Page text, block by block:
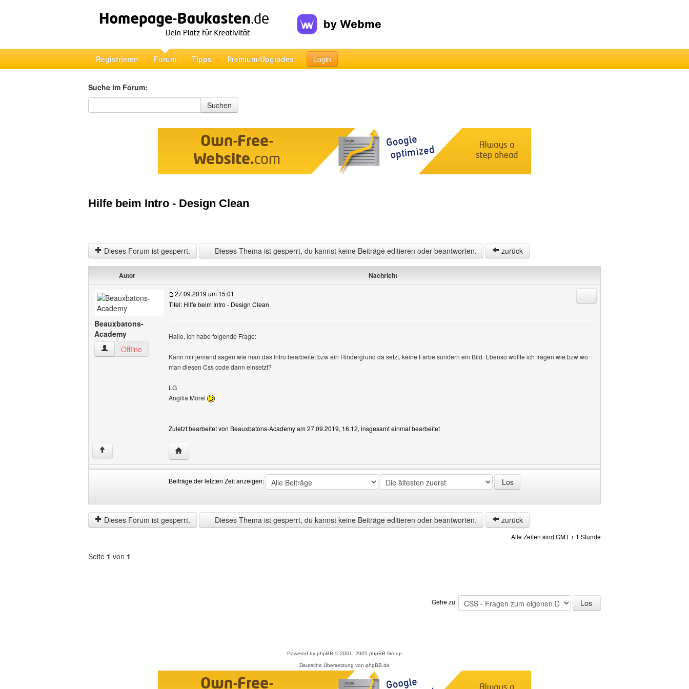
Registrieren Forum Tipps Premium-Upgrades Login
Suche im Forum:
Suche im Forum
Suchen
Hilfe beim Intro - Design Clean
Dieses Forum ist gesperrt. Dieses Thema ist gesperrt, du kannst keine Beiträge editieren oder beantworten. zurück
Autor Nachricht
Beauxbatons-
Academy
Beauxbatons-Academy Benutzer-Profile anzeigen
Offline
27.09.2019 um 15:01
Titel: Hilfe beim Intro - Design Clean
Hallo, ich habe folgende Frage:
Kann mir jemand sagen wie man das Intro bearbeitet bzw ein Hindergrund da setzt, keine Farbe sondern ein Bild. Ebenso wollte ich fragen wie bzw wo
man diesen Css code dann einsetzt?
LG
Angilia Morel
Zuletzt bearbeitet von Beauxbatons-Academy am 27.09.2019, 16:12, insgesamt einmal bearbeitet
↑ Website dieses Benutzers besuchen: Beauxbatons-Academy
Beiträge der letzten Zeit anzeigen:
der
letzten
Zeit
by
Dieses Forum ist gesperrt.
Dieses Thema ist gesperrt, du kannst keine Beiträge editieren oder beantworten. zurück
Alle Zeiten sind GMT + 1 Stunde
Seite 1 von 1
Gehe zu:
Powered by phpBB © 2001, 2005 phpBB Group
Deutsche Übersetzung von phpBB.de